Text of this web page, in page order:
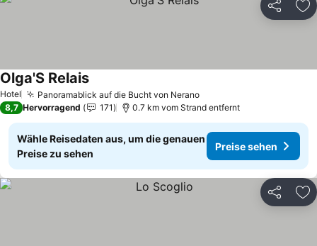
Teilen
Hotel Panoramablick auf die Bucht von NeranoPreise sehen
Olga'S RelaisPreise sehen
8,7 Hervorragend 171 0.7 km vom Strand entfernt
Wähle Reisedaten aus, um die genauen
Preise zu sehen
Preise sehen
Teilen